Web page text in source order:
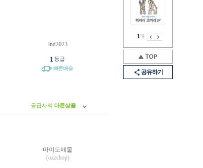
1/9
공유하기
lnd2023
1 등급
빠른배송
공급사의 다른상품
마이도매몰
(ozzshop)